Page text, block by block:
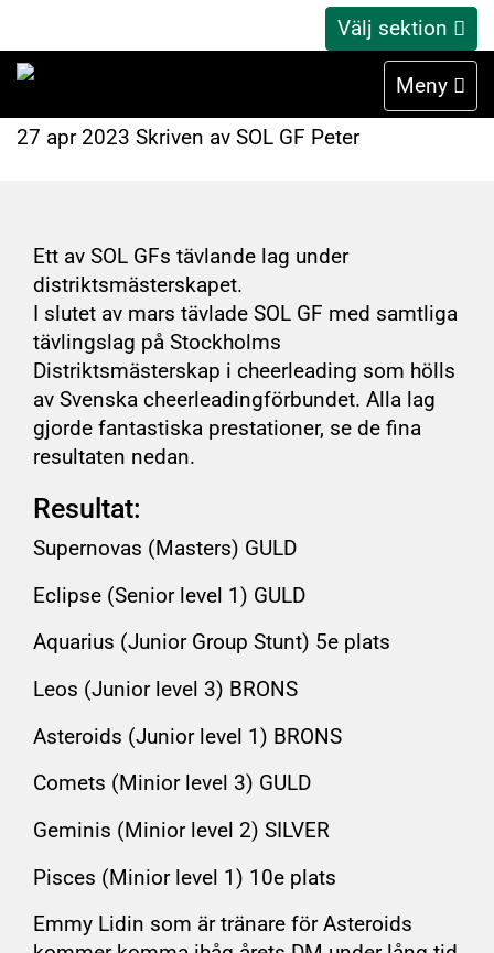
Välj sektion
Meny
Medaljregn på
Distriktsmästerskapet
27 apr 2023 Skriven av SOL GF Peter
Ett av SOL GFs tävlande lag under
distriktsmästerskapet.
I slutet av mars tävlade SOL GF med samtliga
tävlingslag på Stockholms
Distriktsmästerskap i cheerleading som hölls
av Svenska cheerleadingförbundet. Alla lag
gjorde fantastiska prestationer, se de fina
resultaten nedan.
Resultat:
Supernovas (Masters) GULD
Eclipse (Senior level 1) GULD
Aquarius (Junior Group Stunt) 5e plats
Leos (Junior level 3) BRONS
Asteroids (Junior level 1) BRONS
Comets (Minior level 3) GULD
Geminis (Minior level 2) SILVER
Pisces (Minior level 1) 10e plats
Emmy Lidin som är tränare för Asteroids